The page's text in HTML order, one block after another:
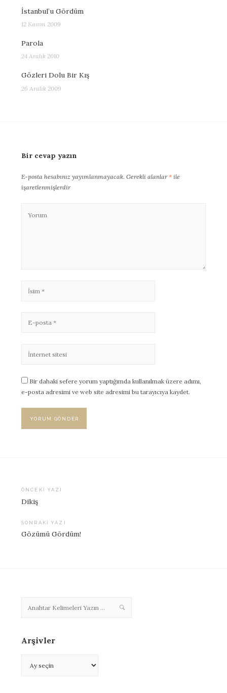
İstanbul’u Gördüm
12 Kasım 2009
Parola
24 Aralık 2010
Gözleri Dolu Bir Kış
26 Aralık 2009
Bir cevap yazın
E-posta hesabınız yayımlanmayacak. Gerekli alanlar* ile
işaretlenmişlerdir
Bir dahaki sefere yorum yaptığımda kullanılmak üzere adımı,
e-posta adresimi ve web site adresimi bu tarayıcıya kaydet.
Yazı
dolaşımı
ÖNCEKI YAZI
Dikiş
SONRAKI YAZI
Gözümü Gördüm!
Arşivler